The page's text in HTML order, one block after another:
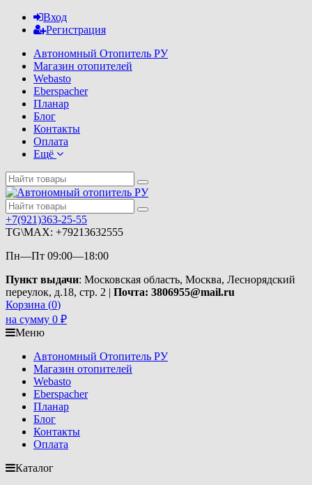
Вход
Регистрация
Автономный Отопитель РУ
Магазин отопителей
Webasto
Eberspacher
Планар
Блог
Контакты
Оплата
Ещё
+7(921)363-25-55
TG\MAX: +79213632555
Пн—Пт 09:00—18:00
Пункт выдачи: Московская область, Москва, Леснорядский
переулок, д.18, стр. 2 | Почта: 3806955@mail.ru
Корзина (0)
на сумму 0 ₽
Меню
Автономный Отопитель РУ
Магазин отопителей
Webasto
Eberspacher
Планар
Блог
Контакты
Оплата
Каталог